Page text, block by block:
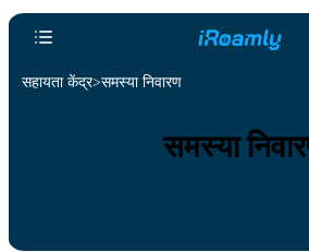
सहायता केंद्र समस्या निवारण
समस्या